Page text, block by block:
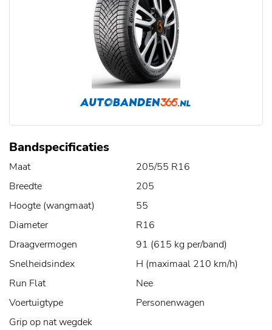
Bandspecificaties
Maat
205/55 R16
Breedte
205
Hoogte (wangmaat)
55
Diameter
R16
Draagvermogen
91 (615 kg per/band)
Snelheidsindex
H (maximaal 210 km/h)
Run Flat
Nee
Voertuigtype
Personenwagen
Grip op nat wegdek